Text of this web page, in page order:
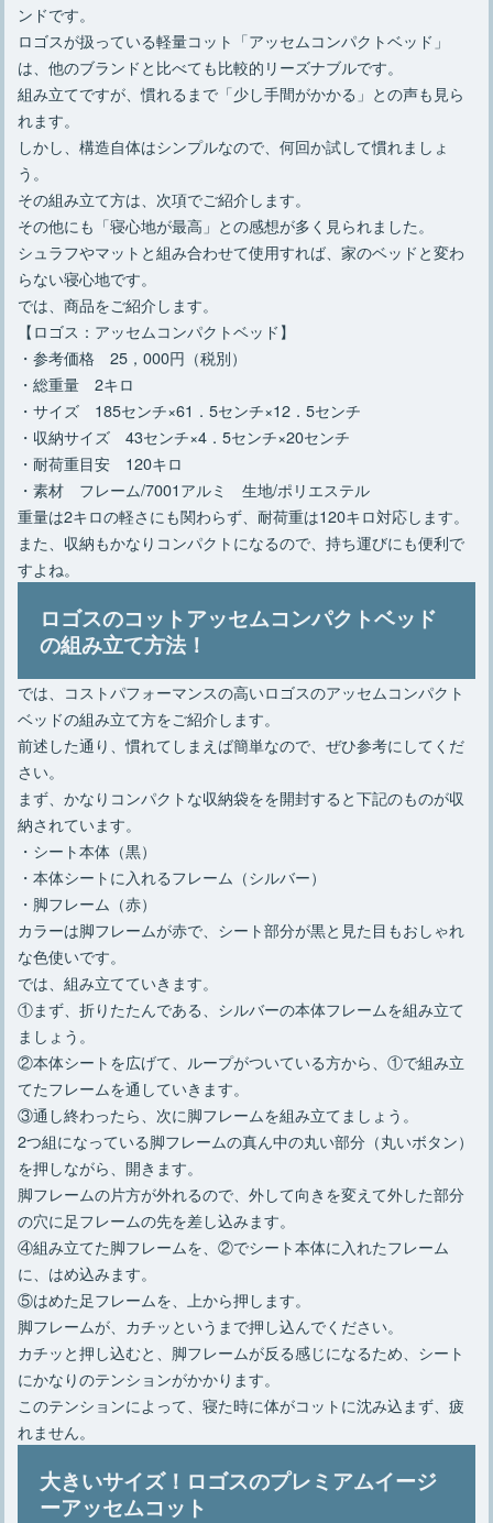
ンドです。
ロゴスが扱っている軽量コット「アッセムコンパクトベッド」
は、他のブランドと比べても比較的リーズナブルです。
組み立てですが、慣れるまで「少し手間がかかる」との声も見ら
れます。
しかし、構造自体はシンプルなので、何回か試して慣れましょ
う。
その組み立て方は、次項でご紹介します。
その他にも「寝心地が最高」との感想が多く見られました。
シュラフやマットと組み合わせて使用すれば、家のベッドと変わ
らない寝心地です。
では、商品をご紹介します。
【ロゴス：アッセムコンパクトベッド】
・参考価格 25，000円（税別）
・総重量 2キロ
・サイズ 185センチ×61．5センチ×12．5センチ
・収納サイズ 43センチ×4．5センチ×20センチ
・耐荷重目安 120キロ
・素材 フレーム/7001アルミ 生地/ポリエステル
重量は2キロの軽さにも関わらず、耐荷重は120キロ対応します。
また、収納もかなりコンパクトになるので、持ち運びにも便利で
すよね。
ロゴスのコットアッセムコンパクトベッド
の組み立て方法！
では、コストパフォーマンスの高いロゴスのアッセムコンパクト
ベッドの組み立て方をご紹介します。
前述した通り、慣れてしまえば簡単なので、ぜひ参考にしてくだ
さい。
まず、かなりコンパクトな収納袋をを開封すると下記のものが収
納されています。
・シート本体（黒）
・本体シートに入れるフレーム（シルバー）
・脚フレーム（赤）
カラーは脚フレームが赤で、シート部分が黒と見た目もおしゃれ
な色使いです。
では、組み立てていきます。
①まず、折りたたんである、シルバーの本体フレームを組み立て
ましょう。
②本体シートを広げて、ループがついている方から、①で組み立
てたフレームを通していきます。
③通し終わったら、次に脚フレームを組み立てましょう。
2つ組になっている脚フレームの真ん中の丸い部分（丸いボタン）
を押しながら、開きます。
脚フレームの片方が外れるので、外して向きを変えて外した部分
の穴に足フレームの先を差し込みます。
④組み立てた脚フレームを、②でシート本体に入れたフレーム
に、はめ込みます。
⑤はめた足フレームを、上から押します。
脚フレームが、カチッというまで押し込んでください。
カチッと押し込むと、脚フレームが反る感じになるため、シート
にかなりのテンションがかかります。
このテンションによって、寝た時に体がコットに沈み込まず、疲
れません。
大きいサイズ！ロゴスのプレミアムイージ
ーアッセムコット